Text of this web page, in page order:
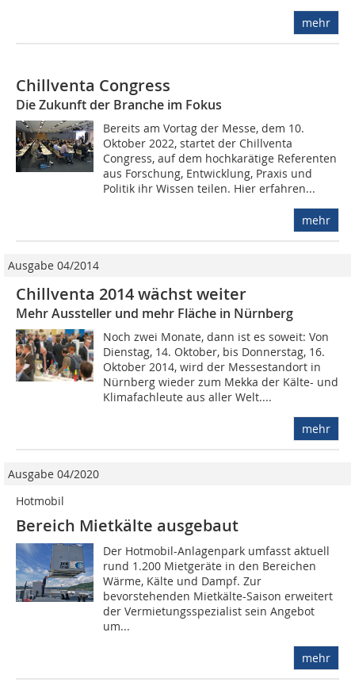
mehr
Chillventa Congress
Die Zukunft der Branche im Fokus
Bereits am Vortag der Messe, dem 10.
Oktober 2022, startet der Chillventa
Congress, auf dem hochkarätige Referenten
aus Forschung, Entwicklung, Praxis und
Politik ihr Wissen teilen. Hier erfahren...
mehr
Ausgabe 04/2014
Chillventa 2014 wächst weiter
Mehr Aussteller und mehr Fläche in Nürnberg
Noch zwei Monate, dann ist es soweit: Von
Dienstag, 14. Oktober, bis Donnerstag, 16.
Oktober 2014, wird der Messestandort in
Nürnberg wieder zum Mekka der Kälte- und
Klimafachleute aus aller Welt....
mehr
Ausgabe 04/2020
Hotmobil
Bereich Mietkälte ausgebaut
Der Hotmobil-Anlagenpark umfasst aktuell
rund 1.200 Mietgeräte in den Bereichen
Wärme, Kälte und Dampf. Zur
bevorstehenden Mietkälte-Saison erweitert
der Vermietungsspezialist sein Angebot
um...
mehr